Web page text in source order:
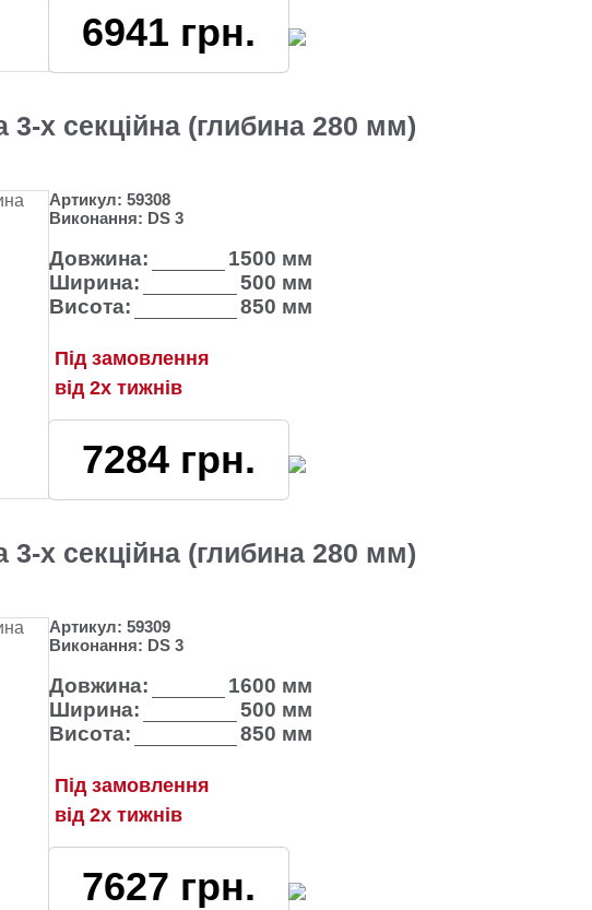
6941 грн.
х секційна (глибина 280 мм)
Артикул: 59308
Виконання: DS 3
Довжина:
1500 мм
Ширина:
500 мм
Висота:
850 мм
Під замовлення
від 2х тижнів
7284 грн.
х секційна (глибина 280 мм)
Артикул: 59309
Виконання: DS 3
Довжина:
1600 мм
Ширина:
500 мм
Висота:
850 мм
Під замовлення
від 2х тижнів
7627 грн.